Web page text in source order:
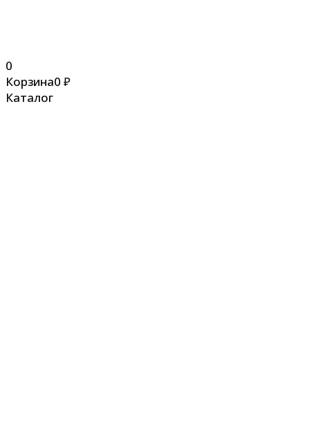
0
Корзина0 ₽
Каталог